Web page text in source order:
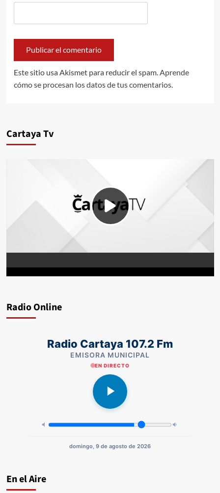
Este sitio usa Akismet para reducir el spam. Aprende
cómo se procesan los datos de tus comentarios.
Cartaya Tv
Radio Online
Radio Cartaya 107.2 Fm
EMISORA MUNICIPAL
EN DIRECTO
domingo, 9 de agosto de 2026
En el Aire